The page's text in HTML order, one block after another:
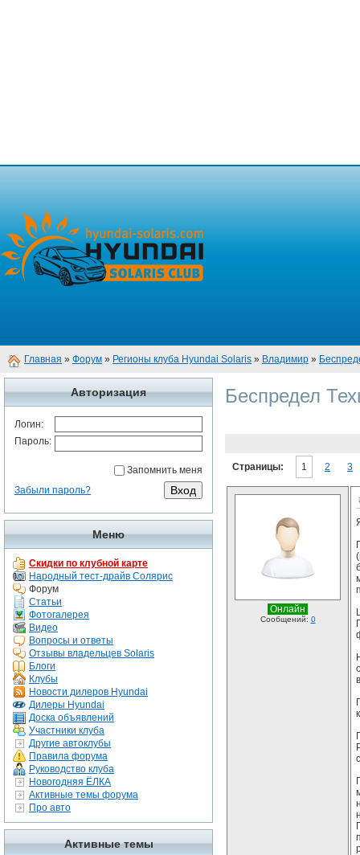
Главная » Форум » Регионы клуба Hyundai Solaris » Владимир »
Авторизация
Логин:
Пароль:
Запомнить меня
Забыли пароль?
Меню
Скидки по клубной карте
Народный тест-драйв Солярис
Форум
Статьи
Фотогалерея
Видео
Вопросы и ответы
Отзывы владельцев Solaris
Блоги
Клубы
Новости дилеров Hyundai
Дилеры Hyundai
Доска объявлений
Участники клуба
Другие автоклубы
Правила форума
Руководство клуба
Новогодняя ЁЛКА
Активные темы форума
Про авто
Активные темы
Беспредел
Страницы: 1 2 3
Онлайн
Сообщений: 0